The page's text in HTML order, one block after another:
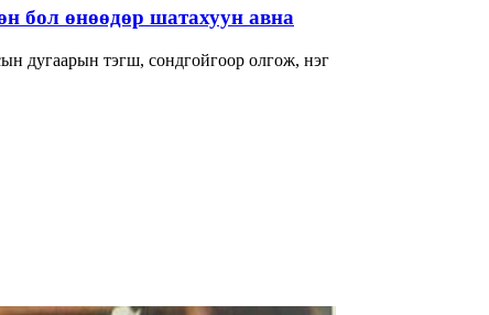
бол өнөөдөр шатахуун авна
дугаарын тэгш, сондгойгоор олгож, нэг